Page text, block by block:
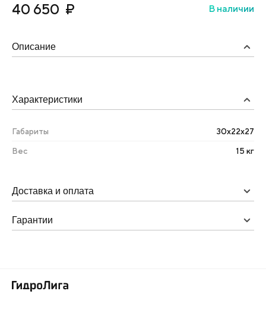
40 650 ₽ В наличии
Описание
Характеристики
Габариты 30х22х27
Вес 15 кг
Доставка и оплата
Гарантии